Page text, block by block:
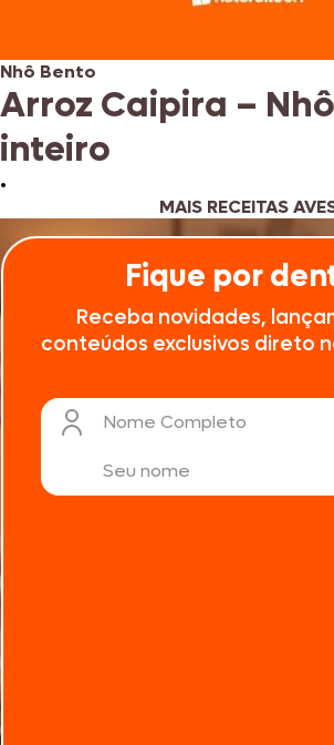
Nhô Bento
Arroz Caipira –
inteiro
•
MAIS RECEITAS
Fique por
Receba novidades,
conteúdos exclusivos direto
Nome Completo